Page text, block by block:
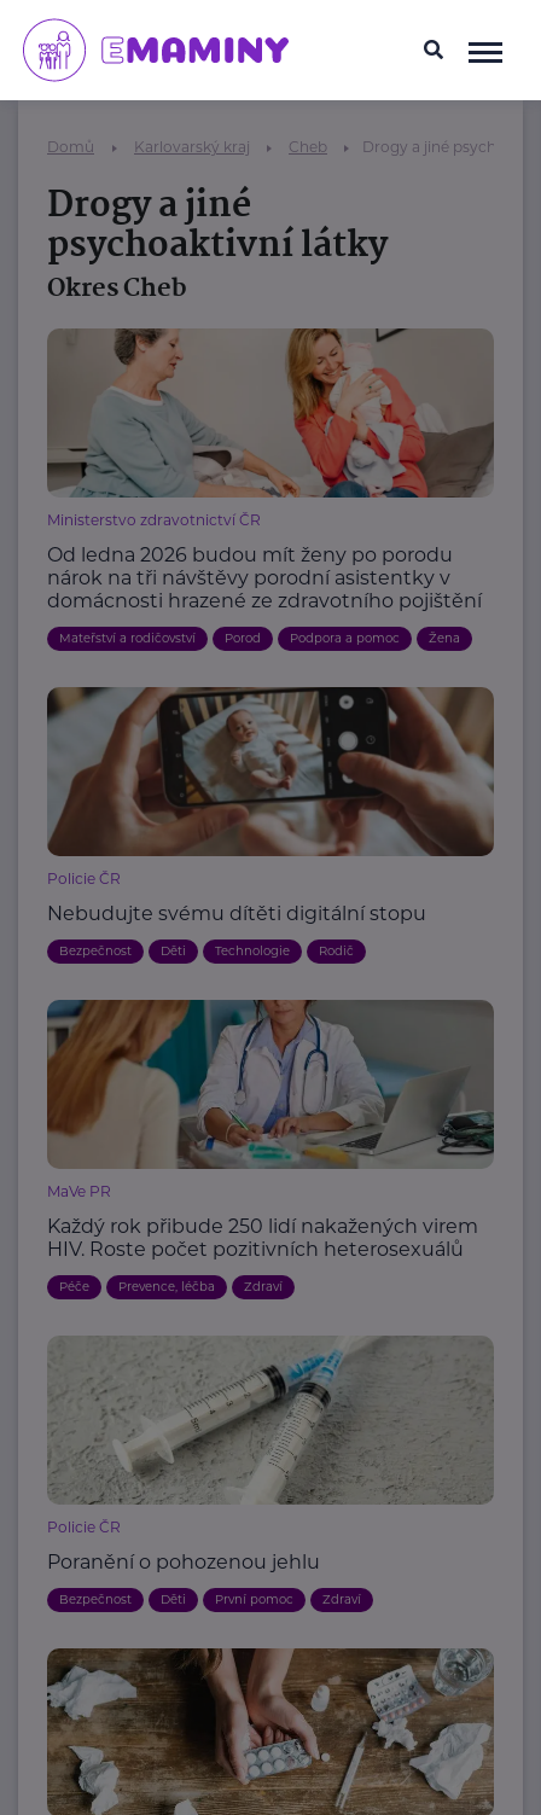
Domů Karlovarský kraj Cheb Drogy a jiné
Drogy a jiné
psychoaktivní látky
Okres Cheb
Ministerstvo zdravotnictví ČR
Od ledna 2026 budou mít ženy po porodu
nárok na tři návštěvy porodní asistentky v
domácnosti hrazené ze zdravotního pojištění
Mateřství a rodičovství Porod Podpora a pomoc Žena
Policie ČR
Nebudujte svému dítěti digitální stopu
Bezpečnost Děti Technologie Rodič
MaVe PR
Každý rok přibude 250 lidí nakažených virem
HIV. Roste počet pozitivních heterosexuálů
Péče Prevence, léčba Zdraví
Policie ČR
Poranění o pohozenou jehlu
Bezpečnost Děti První pomoc Zdraví